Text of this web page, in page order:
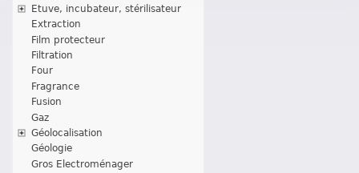
Etuve, incubateur, stérilisateur
Extraction
Film protecteur
Filtration
Four
Fragrance
Fusion
Gaz
Géolocalisation
Géologie
Gros Electroménager